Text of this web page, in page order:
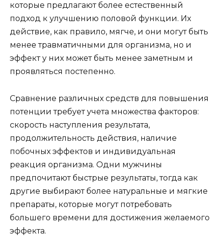
которые предлагают более естественный
подход к улучшению половой функции. Их
действие, как правило, мягче, и они могут быть
менее травматичными для организма, но и
эффект у них может быть менее заметным и
проявляться постепенно.
Сравнение различных средств для повышения
потенции требует учета множества факторов:
скорость наступления результата,
продолжительность действия, наличие
побочных эффектов и индивидуальная
реакция организма. Одни мужчины
предпочитают быстрые результаты, тогда как
другие выбирают более натуральные и мягкие
препараты, которые могут потребовать
большего времени для достижения желаемого
эффекта.